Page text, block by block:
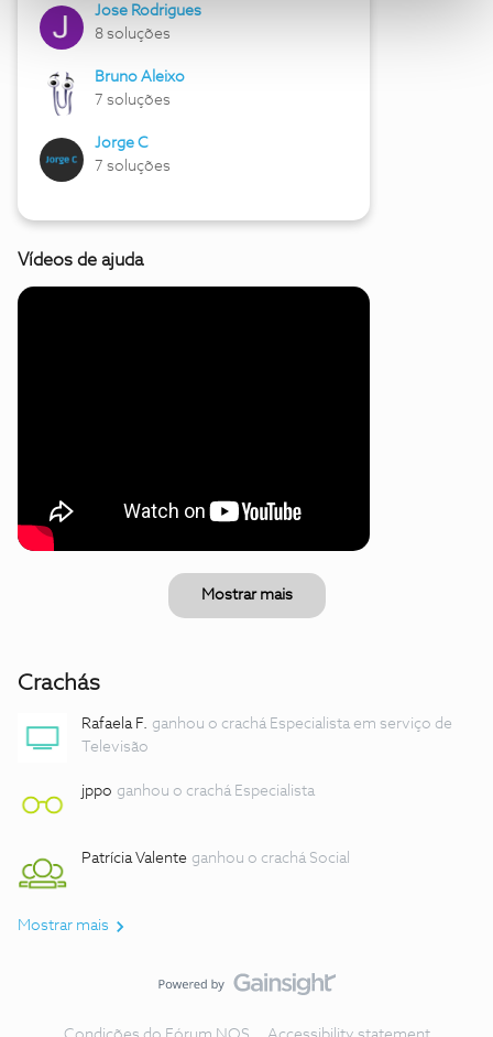
Jose Rodrigues
8 soluções
Bruno Aleixo
7 soluções
Jorge C
7 soluções
Vídeos de ajuda
Mostrar mais
Crachás
Rafaela F. ganhou o crachá Especialista em serviço de
Televisão
jppo ganhou o crachá Especialista
Patrícia Valente ganhou o crachá Social
Mostrar mais